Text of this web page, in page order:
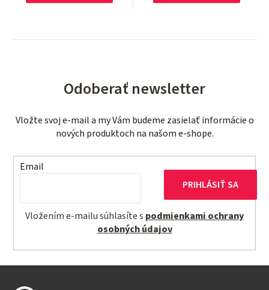
Odoberať newsletter
Vložte svoj e-mail a my Vám budeme zasielať informácie o
nových produktoch na našom e-shope.
Email
Vložením e-mailu súhlasíte s podmienkami ochrany
osobných údajov
PRIHLÁSIŤ SA